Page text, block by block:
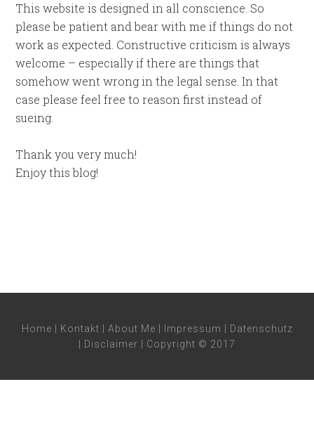
This website is designed in all conscience. So
please be patient and bear with me if things do not
work as expected. Constructive criticism is always
welcome – especially if there are things that
somehow went wrong in the legal sense. In that
case please feel free to reason first instead of
sueing.
Thank you very much!
Enjoy this blog!
Home Kontakt About Me Impressum
Datenschutz
Disclaimer | Copyright © 2017